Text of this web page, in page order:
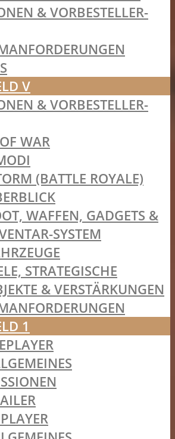
& VORBESTELLER-
V
& VORBESTELLER-
WAR
(BATTLE ROYALE)
WAFFEN, GADGETS &
SYSTEM
STRATEGISCHE
& VERSTÄRKUNGEN
1